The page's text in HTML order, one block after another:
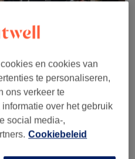
Brabant
en cookies van
te personaliseren,
ons verkeer te
over het gebruik
social media-,
Cookiebeleid